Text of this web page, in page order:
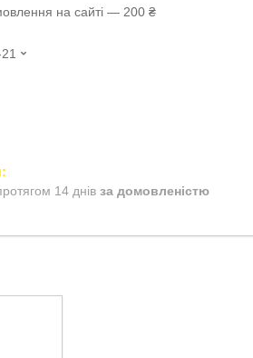
на сайті — 200 ₴
14 днів за домовленістю